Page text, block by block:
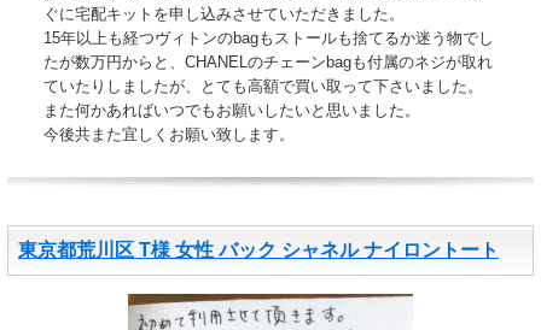
ぐに宅配キットを申し込みさせていただきました。
15年以上も経つヴィトンのbagもストールも捨てるか迷う物でし
たが数万円からと、CHANELのチェーンbagも付属のネジが取れ
ていたりしましたが、とても高額で買い取って下さいました。
また何かあればいつでもお願いしたいと思いました。
今後共また宜しくお願い致します。
東京都荒川区 T様 女性 バック シャネル ナイロントート